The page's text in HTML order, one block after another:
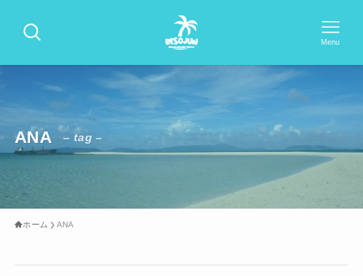
Menu
ANA – tag –
ホーム ANA